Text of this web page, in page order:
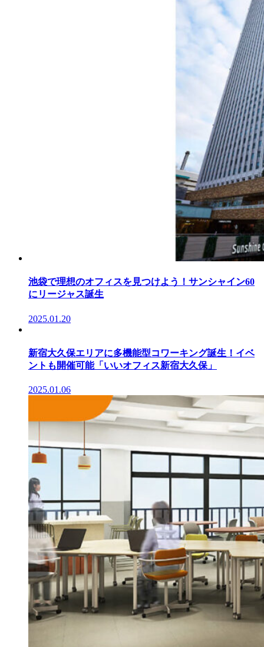
池袋で理想のオフィスを見つけよう！サンシャイン60
にリージャス誕生
2025.01.20
新宿大久保エリアに多機能型コワーキング誕生！イベ
ントも開催可能「いいオフィス新宿大久保」
2025.01.06